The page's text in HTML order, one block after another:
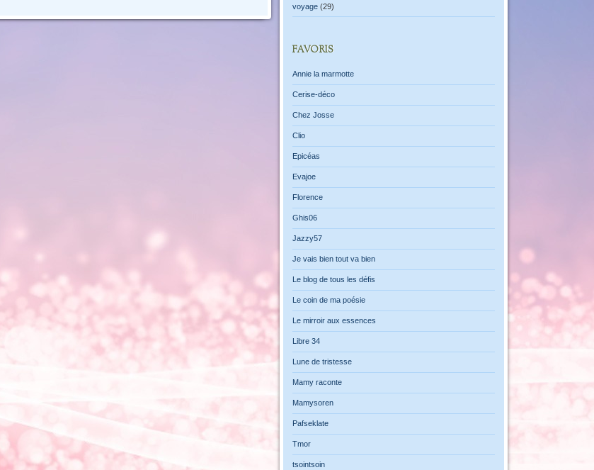
voyage (29)
FAVORIS
Annie la marmotte
Cerise-déco
Chez Josse
Clio
Epicéas
Evajoe
Florence
Ghis06
Jazzy57
Je vais bien tout va bien
Le blog de tous les défis
Le coin de ma poésie
Le mirroir aux essences
Libre 34
Lune de tristesse
Mamy raconte
Mamysoren
Pafseklate
Tmor
tsointsoin